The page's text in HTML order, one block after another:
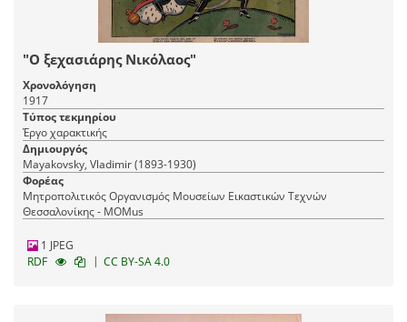
"Ο ξεχασιάρης Νικόλαος"
Χρονολόγηση
1917
Τύπος τεκμηρίου
Έργο χαρακτικής
Δημιουργός
Mayakovsky, Vladimir (1893-1930)
Φορέας
Μητροπολιτικός Οργανισμός Μουσείων Εικαστικών Τεχνών
Θεσσαλονίκης - MOMus
1 JPEG
RDF
| CC BY-SA 4.0